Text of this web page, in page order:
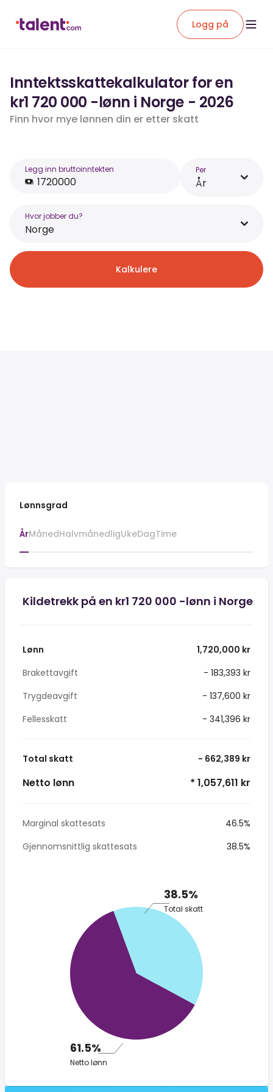
Logg på
Inntektsskattekalkulator for en
kr1 720 000 -lønn i Norge - 2026
Finn hvor mye lønnen din er etter skatt
Legg inn bruttoinntekten Per
År
Hvor jobber du?
Norge
Kalkulere
Lønnsgrad
ÅrMånedHalvmånedligUkeDagTime
Kildetrekk på en kr1 720 000 -lønn i Norge
Lønn
1,720,000 kr
Brakettavgift
- 183,393 kr
Trygdeavgift
- 137,600 kr
Fellesskatt
- 341,396 kr
Total skatt - 662,389 kr
Netto lønn * 1,057,611 kr
Marginal skattesats
46.5%
Gjennomsnittlig skattesats
38.5%
38.5%
Total skatt
61.5%
Netto lønn